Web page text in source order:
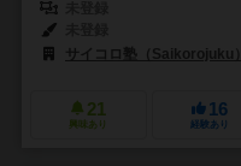
サイコロ塾（Saikorojuku）
21
興味あり
16
経験あり